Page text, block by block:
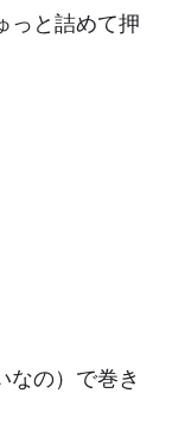
っと詰めて押
なの）で巻き